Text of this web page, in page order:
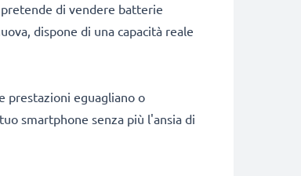
pretende di vendere batterie
dispone di una capacità reale
prestazioni eguagliano o
smartphone senza più l'ansia di